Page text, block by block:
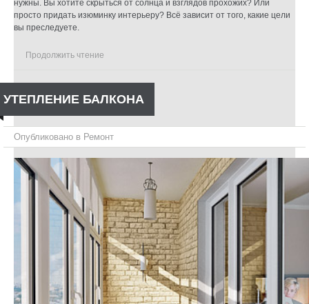
нужны. Вы хотите скрыться от солнца и взглядов прохожих? Или
просто придать изюминку интерьеру? Всё зависит от того, какие цели
вы преследуете.
Продолжить чтение
УТЕПЛЕНИЕ БАЛКОНА
Опубликовано в Ремонт